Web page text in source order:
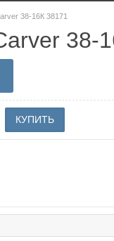
38-16К 38171
38-